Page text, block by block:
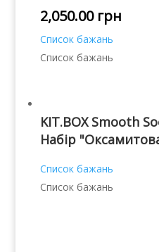
2,050.00 грн
Список бажань
Список бажань
KIT.BOX Smooth
Набір
Список бажань
Список бажань